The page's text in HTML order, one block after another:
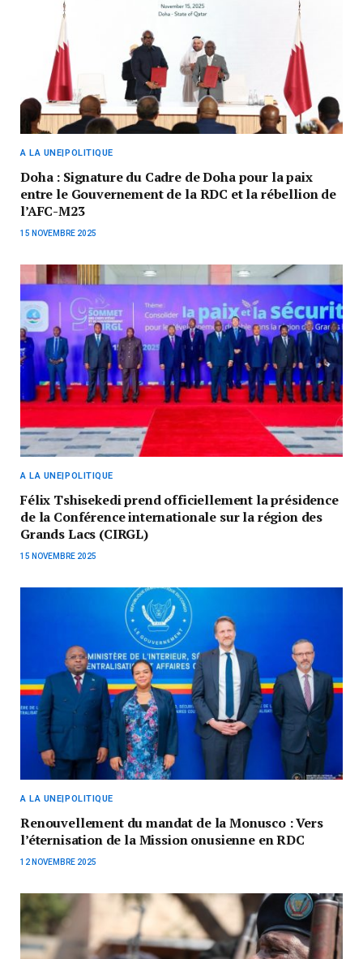
A LA UNE|POLITIQUE
Doha : Signature du Cadre de Doha pour la paix
entre le Gouvernement de la RDC et la rébellion de
l’AFC-M23
15 NOVEMBRE 2025
A LA UNE|POLITIQUE
Félix Tshisekedi prend officiellement la présidence
de la Conférence internationale sur la région des
Grands Lacs (CIRGL)
15 NOVEMBRE 2025
A LA UNE|POLITIQUE
Renouvellement du mandat de la Monusco : Vers
l’éternisation de la Mission onusienne en RDC
12 NOVEMBRE 2025